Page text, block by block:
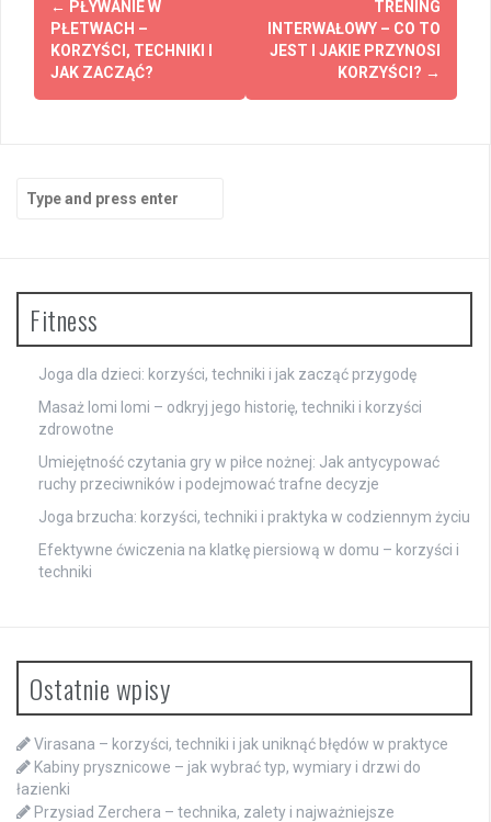
navigation
← PŁYWANIE W
PŁETWACH –
KORZYŚCI, TECHNIKI I
JAK ZACZĄĆ?
TRENING
INTERWAŁOWY – CO TO
JEST I JAKIE PRZYNOSI
KORZYŚCI? →
for:
Fitness
Joga dla dzieci: korzyści, techniki i jak zacząć przygodę
Masaż lomi lomi – odkryj jego historię, techniki i korzyści
zdrowotne
Umiejętność czytania gry w piłce nożnej: Jak antycypować
ruchy przeciwników i podejmować trafne decyzje
Joga brzucha: korzyści, techniki i praktyka w codziennym życiu
Efektywne ćwiczenia na klatkę piersiową w domu – korzyści i
techniki
Ostatnie wpisy
Virasana – korzyści, techniki i jak uniknąć błędów w praktyce
Kabiny prysznicowe – jak wybrać typ, wymiary i drzwi do
łazienki
Przysiad Zerchera – technika, zalety i najważniejsze